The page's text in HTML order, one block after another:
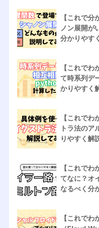
【これで
ノン展開が
分かりやす
【これで
て時系列デ
かりやすく
【これで
トラ法のア
りやすく解
【これで
てなに？オ
なるべく分
【これで